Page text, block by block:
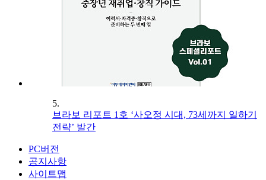
5.
브라보 리포트 1호 ‘사오정 시대, 73세까지 일하기
전략’ 발간
PC버전
공지사항
사이트맵